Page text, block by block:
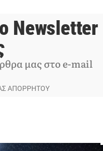
Newsletter
μας στο e-mail
ΑΠΟΡΡΗΤΟΥ